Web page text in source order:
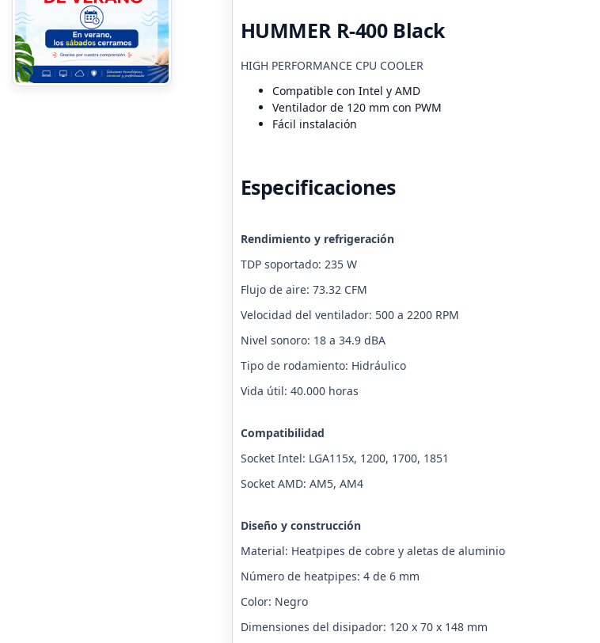
HUMMER R-400 Black
HIGH PERFORMANCE CPU COOLER
Compatible con Intel y AMD
Ventilador de 120 mm con PWM
Fácil instalación
Especificaciones
Rendimiento y refrigeración
TDP soportado: 235 W
Flujo de aire: 73.32 CFM
Velocidad del ventilador: 500 a 2200 RPM
Nivel sonoro: 18 a 34.9 dBA
Tipo de rodamiento: Hidráulico
Vida útil: 40.000 horas
Compatibilidad
Socket Intel: LGA115x, 1200, 1700, 1851
Socket AMD: AM5, AM4
Diseño y construcción
Material: Heatpipes de cobre y aletas de aluminio
Número de heatpipes: 4 de 6 mm
Color: Negro
Dimensiones del disipador: 120 x 70 x 148 mm